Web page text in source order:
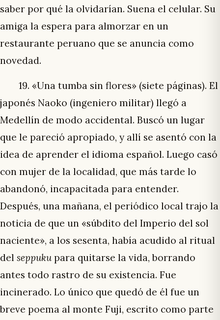
saber por qué la olvidarían. Suena el celular. Su
amiga la espera para almorzar en un
restaurante peruano que se anuncia como
novedad.
19. «Una tumba sin flores» (siete páginas). El
japonés Naoko (ingeniero militar) llegó a
Medellín de modo accidental. Buscó un lugar
que le pareció apropiado, y allí se asentó con la
idea de aprender el idioma español. Luego casó
con mujer de la localidad, que más tarde lo
abandonó, incapacitada para entender.
Después, una mañana, el periódico local trajo la
noticia de que un «súbdito del Imperio del sol
naciente», a los sesenta, había acudido al ritual
del seppuku para quitarse la vida, borrando
antes todo rastro de su existencia. Fue
incinerado. Lo único que quedó de él fue un
breve poema al monte Fuji, escrito como parte